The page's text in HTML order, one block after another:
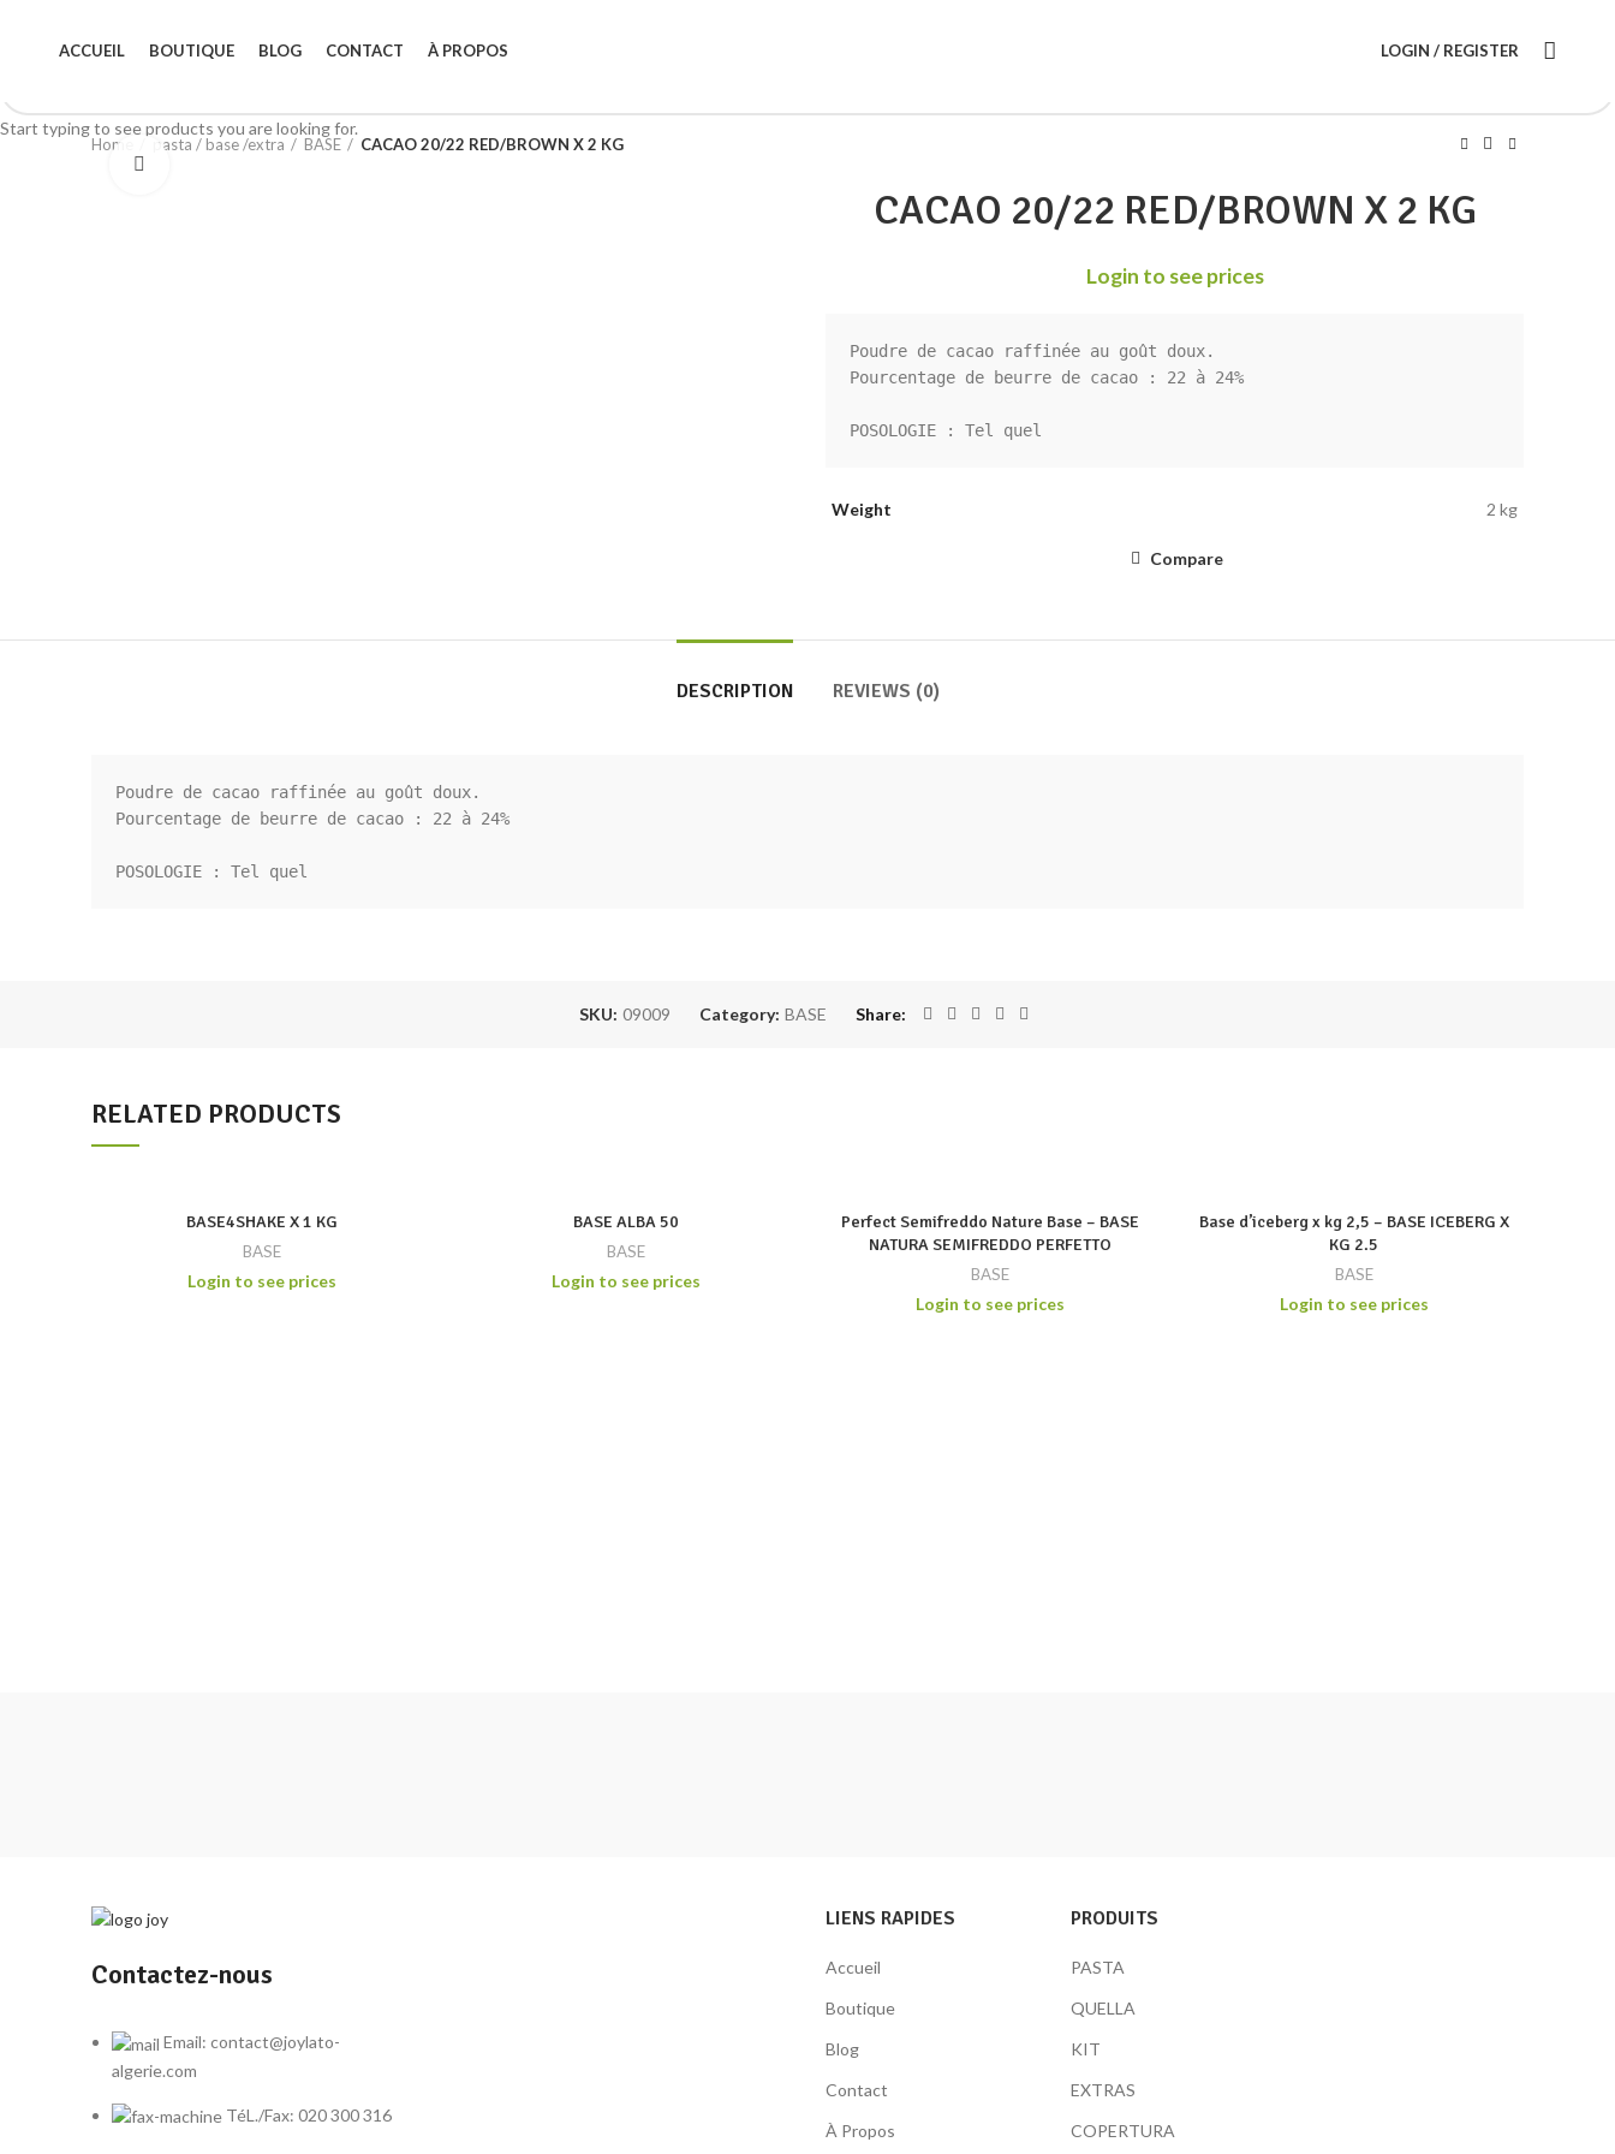
ACCUEIL BOUTIQUE BLOG CONTACT À PROPOS LOGIN / REGISTER
Home pasta / base /extra BASE
CACAO 20/22 RED/BROWN X 2 KG
CACAO 20/22 RED/BROWN X 2 KG
Login to see prices
Poudre de cacao raffinée au goût doux.
Pourcentage de beurre de cacao : 22 à 24%
POSOLOGIE : Tel quel
Weight 2 kg
Compare
DESCRIPTION REVIEWS (0)
Poudre de cacao raffinée au goût doux.
Pourcentage de beurre de cacao : 22 à 24%
POSOLOGIE : Tel quel
SKU: 09009 Category: BASE Share
RELATED PRODUCTS
BASE4SHAKE X 1 KG
BASE
Login to see prices
BASE ALBA 50
BASE
Login to see prices
Perfect Semifreddo Nature Base – BASE
NATURA SEMIFREDDO PERFETTO
BASE
Login to see prices
Base d’iceberg x kg 2,5 – BASE ICEBERG X
KG 2.5
BASE
Login to see prices
Contactez-nous
Email: contact@joylato-
algerie.com
TéL./Fax: 020 300 316
LIENS RAPIDES
Accueil
Boutique
Blog
Contact
À Propos
PRODUITS
PASTA
QUELLA
KIT
EXTRAS
COPERTURA
Start typing to see products you are looking for.